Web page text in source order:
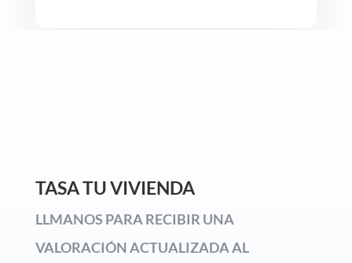
TASA TU VIVIENDA
LLMANOS PARA RECIBIR UNA
VALORACIÓN ACTUALIZADA AL